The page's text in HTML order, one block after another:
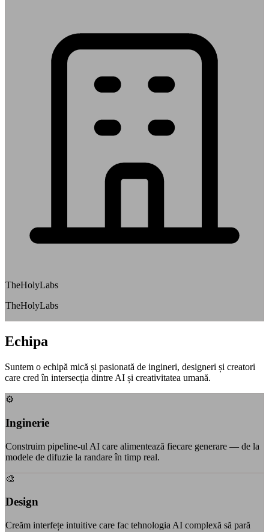
TheHolyLabs
TheHolyLabs
Echipa
Suntem o echipă mică și pasionată de ingineri, designeri și creatori
care cred în intersecția dintre AI și creativitatea umană.
⚙️
Inginerie
Construim pipeline-ul AI care alimentează fiecare generare — de la
modele de difuzie la randare în timp real.
🎨
Design
Creăm interfețe intuitive care fac tehnologia AI complexă să pară